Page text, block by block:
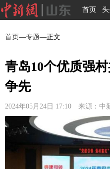
首页 头
首页—专题—正文
青岛10个优质强
争先
2024年05月24日 17:10 来源：中